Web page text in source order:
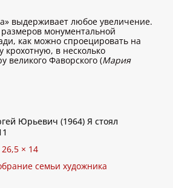
выдерживает любое увеличение.
монументальной
как можно спроецировать на
крохотную, в несколько
великого Фаворского (Мария
Юрьевич (1964) Я стоял
× 14
семьи художника